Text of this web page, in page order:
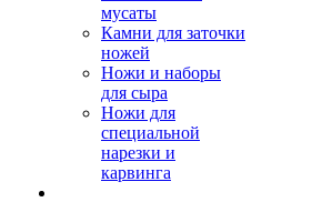
мусаты
Камни для заточки
ножей
Ножи и наборы
для сыра
Ножи для
специальной
нарезки и
карвинга